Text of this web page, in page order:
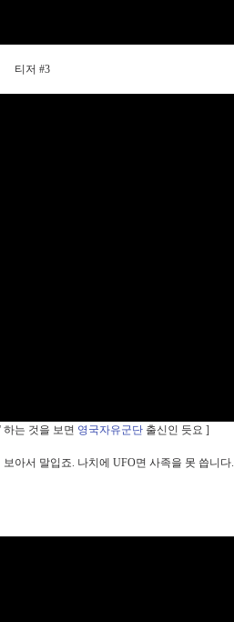
티저 #3
는 것을 보면 영국자유군단 출신인 듯요 ]
보아서 말입죠. 나치에 UFO면 사족을 못 씁니다.